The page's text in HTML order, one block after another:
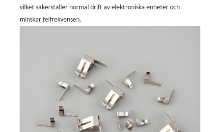
vilket säkerställer normal drift av elektroniska enheter och
minskar felfrekvensen.